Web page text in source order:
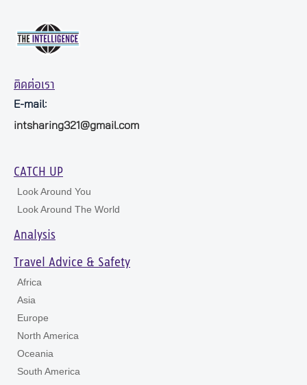
ติดต่อเรา
E-mail:
intsharing321@gmail.com
CATCH UP
Look Around You
Look Around The World
Analysis
Travel Advice & Safety
Africa
Asia
Europe
North America
Oceania
South America